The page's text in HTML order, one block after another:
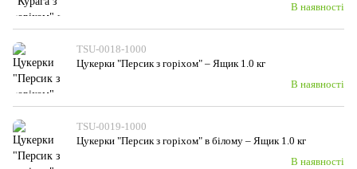
В наявності
TSU-0018-1000
Цукерки "Персик з горіхом" – Ящик 1.0 кг
В наявності
TSU-0019-1000
Цукерки "Персик з горіхом" в білому – Ящик 1.0 кг
В наявності